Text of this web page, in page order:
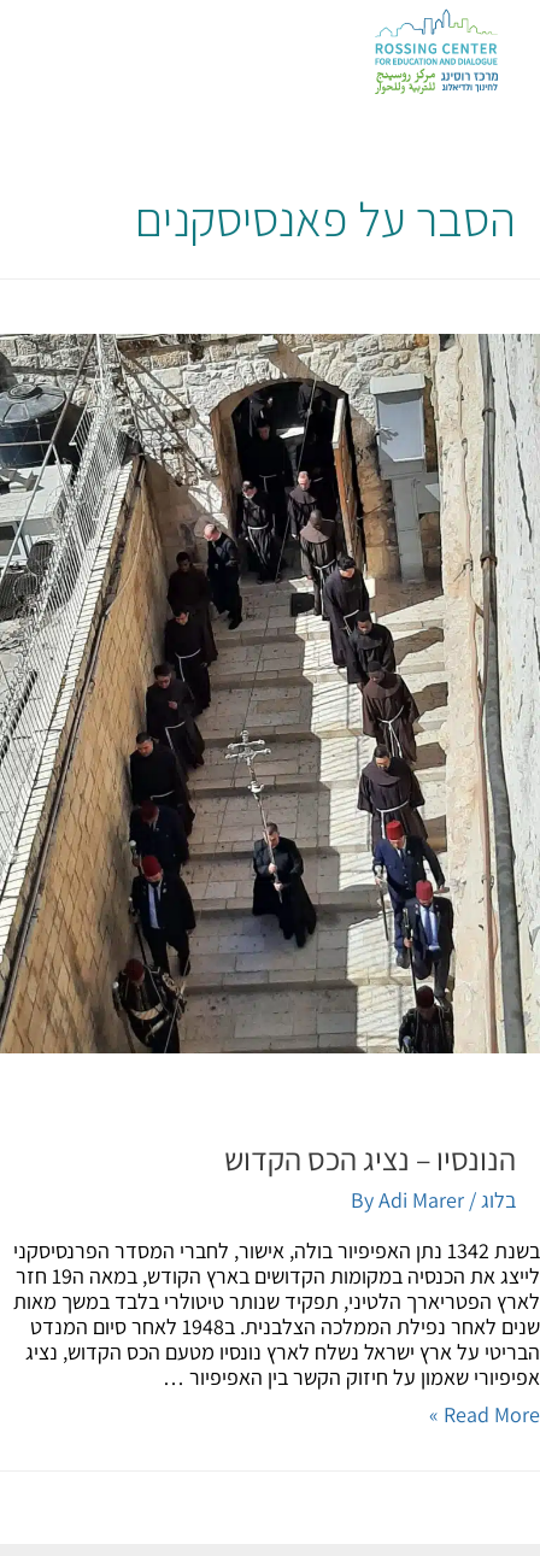
הסבר על פאנסיסקנים
הנונסיו – נציג הכס הקדוש
בלוג/ By
Adi Marer
בשנת 1342 נתן האפיפיור בולה, אישור, לחברי המסדר הפרנסיסקני
לייצג את הכנסיה במקומות הקדושים בארץ הקודש, במאה ה19 חזר
הפטריארך הלטיני, תפקיד שנותר טיטולרי בלבד במשך מאות
שנים לאחר נפילת הממלכה הצלבנית. ב1948 לאחר סיום המנדט
על ארץ ישראל נשלח לארץ נונסיו מטעם הכס הקדוש, נציג
שאמון על חיזוק הקשר בין האפיפיור …
Read